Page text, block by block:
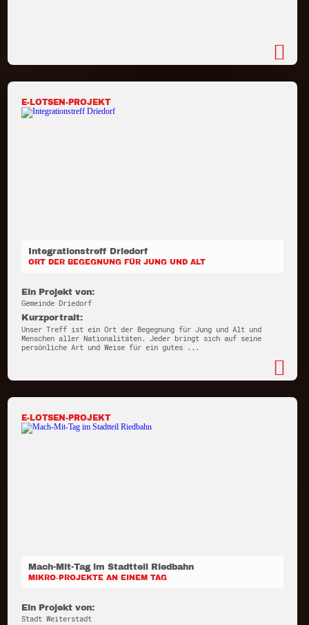
E-LOTSEN-PROJEKT
Integrationstreff Driedorf
ORT DER BEGEGNUNG FÜR JUNG UND ALT
Ein Projekt von:
Gemeinde Driedorf
Kurzportrait:
Unser Treff ist ein Ort der Begegnung für Jung und Alt und
Menschen aller Nationalitäten. Jeder bringt sich auf seine
persönliche Art und Weise für ein gutes ...
E-LOTSEN-PROJEKT
Mach-Mit-Tag im Stadtteil Riedbahn
MIKRO-PROJEKTE AN EINEM TAG
Ein Projekt von:
Stadt Weiterstadt